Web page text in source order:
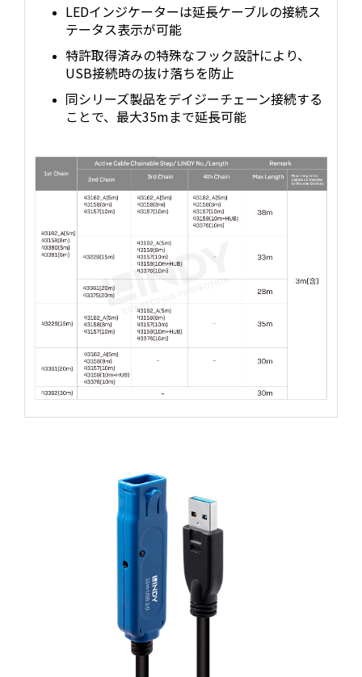
LEDインジケーターは延長ケーブルの接続ス
テータス表示が可能
特許取得済みの特殊なフック設計により、
USB接続時の抜け落ちを防止
同シリーズ製品をデイジーチェーン接続する
ことで、最大35mまで延長可能